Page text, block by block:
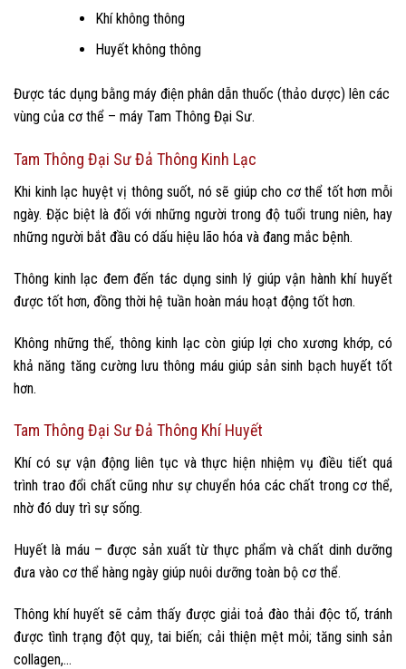
Khí không thông
Huyết không thông
Được tác dụng bằng máy điện phân dẫn thuốc (thảo dược) lên các
vùng của cơ thể – máy Tam Thông Đại Sư.
Tam Thông Đại Sư Đả Thông Kinh Lạc
Khi kinh lạc huyệt vị thông suốt, nó sẽ giúp cho cơ thể tốt hơn mỗi
ngày. Đặc biệt là đối với những người trong độ tuổi trung niên, hay
những người bắt đầu có dấu hiệu lão hóa và đang mắc bệnh.
Thông kinh lạc đem đến tác dụng sinh lý giúp vận hành khí huyết
được tốt hơn, đồng thời hệ tuần hoàn máu hoạt động tốt hơn.
Không những thế, thông kinh lạc còn giúp lợi cho xương khớp, có
khả năng tăng cường lưu thông máu giúp sản sinh bạch huyết tốt
hơn.
Tam Thông Đại Sư Đả Thông Khí Huyết
Khí có sự vận động liên tục và thực hiện nhiệm vụ điều tiết quá
trình trao đổi chất cũng như sự chuyển hóa các chất trong cơ thể,
nhờ đó duy trì sự sống.
Huyết là máu – được sản xuất từ thực phẩm và chất dinh dưỡng
đưa vào cơ thể hàng ngày giúp nuôi dưỡng toàn bộ cơ thể.
Thông khí huyết sẽ cảm thấy được giải toả đào thải độc tố, tránh
được tình trạng đột quỵ, tai biến; cải thiện mệt mỏi; tăng sinh sản
collagen,…